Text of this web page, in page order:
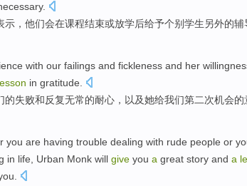
.
示 ， 他们会在课程结束或放学后给予个别学生另外的辅
with our failings and fickleness and her
in gratitude
的失败和反复无常的耐心 ， 以及她给我们第二次机会的
you are having trouble dealing with rude people or
in life Urban Monk will give you a great story and a